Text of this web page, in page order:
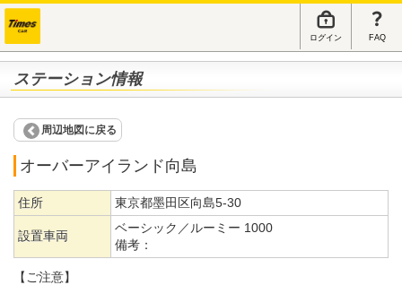
ログイン FAQ
ステーション情報
周辺地図に戻る
オーバーアイランド向島
住所 東京都墨田区向島5-30
設置車両
ベーシック／ルーミー 1000
備考：
【ご注意】